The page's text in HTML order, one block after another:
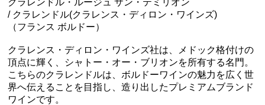
クラレンドル・ルージュ サン・テミリオン
/ クラレンドル(クラレンス・ディロン・ワインズ)
（フランス ボルドー）
クラレンス・ディロン・ワインズ社は、メドック格付けの
頂点に輝く、シャトー・オー・ブリオンを所有する名門。
こちらのクラレンドルは、ボルドーワインの魅力を広く世
界へ伝えることを目指し、造り出したプレミアムブランド
ワインです。